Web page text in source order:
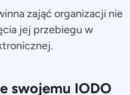
zająć organizacji nie
jej przebiegu w
swojemu IODO